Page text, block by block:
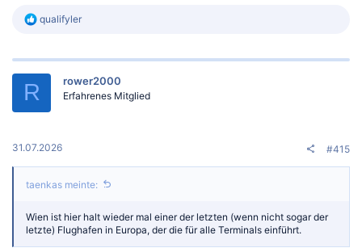
R
k
:
qualifyler
R rower2000
Erfahrenes Mitglied
31.07.2026 #415
taenkas meinte:
Wien ist hier halt wieder mal einer der letzten (wenn nicht sogar der
letzte) Flughafen in Europa, der die für alle Terminals einführt.